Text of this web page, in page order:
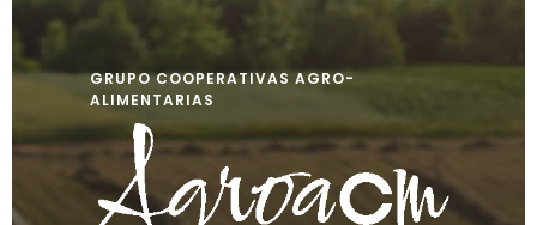
GRUPO COOPERATIVAS AGRO-
ALIMENTARIAS